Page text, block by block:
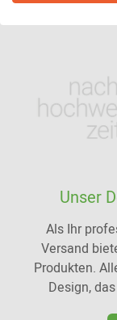
Unser
Als Ihr
Versand
Produkten.
Design,